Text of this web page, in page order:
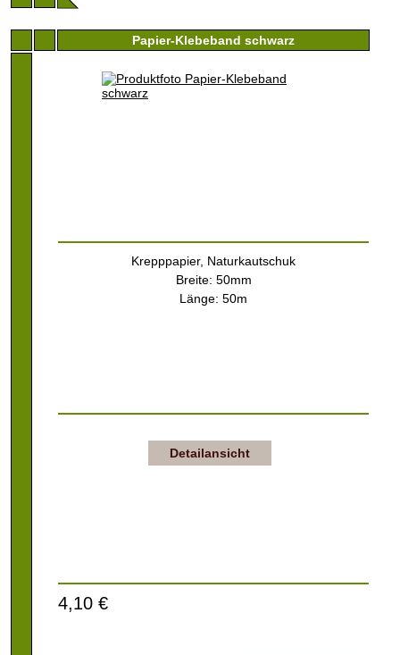
Papier-Klebeband schwarz
Krepppapier, Naturkautschuk
Breite: 50mm
Länge: 50m
Detailansicht
4,10 €